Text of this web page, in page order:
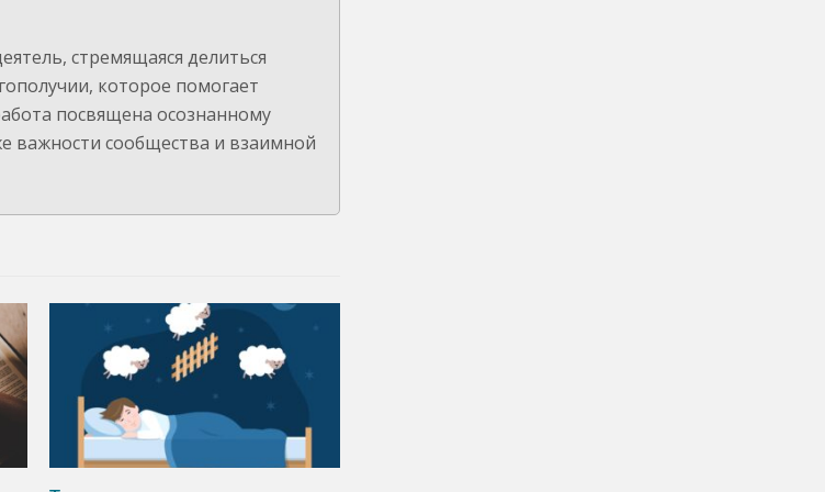
стремящаяся делиться
которое помогает
посвящена осознанному
важности сообщества и взаимной